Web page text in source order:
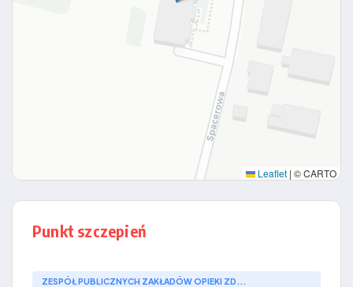
Leaflet | © CARTO
Punkt szczepień
ZESPÓŁ PUBLICZNYCH ZAKŁADÓW OPIEKI ZD...